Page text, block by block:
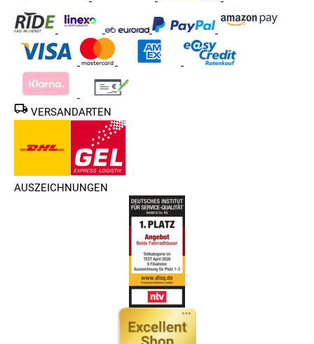
VERSANDARTEN
AUSZEICHNUNGEN